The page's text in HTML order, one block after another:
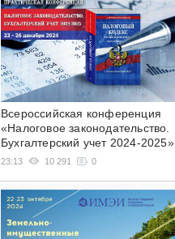
Всероссийская конференция
«Налоговое законодательство.
Бухгалтерский учет 2024-2025»
23:13 10 291 0